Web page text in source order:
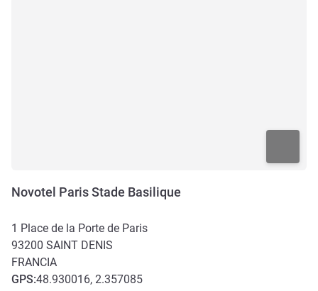
Novotel Paris Stade Basilique
1 Place de la Porte de Paris
93200 SAINT DENIS
FRANCIA
GPS:48.930016, 2.357085